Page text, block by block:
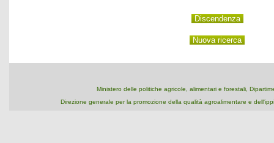
Ministero delle politiche agricole, alimentari e forestali,
Direzione generale per la promozione della qualità agroalimentare e